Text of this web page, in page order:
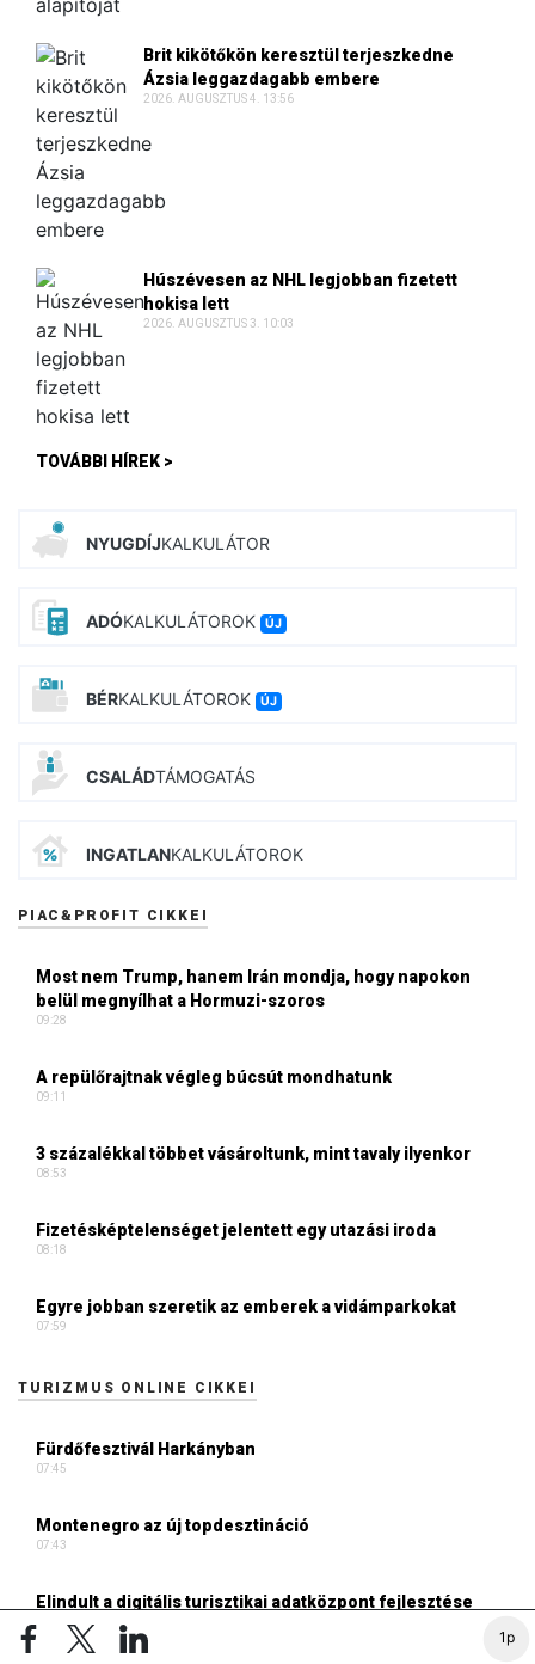
1p
Brit kikötőkön keresztül terjeszkedne
Ázsia leggazdagabb embere
2026. AUGUSZTUS 4. 13:56
Húszévesen az NHL legjobban fizetett
hokisa lett
2026. AUGUSZTUS 3. 10:03
TOVÁBBI HÍREK >
NYUGDÍJKALKULÁTOR
ADÓKALKULÁTOROK ÚJ
BÉRKALKULÁTOROK ÚJ
CSALÁDTÁMOGATÁS
INGATLANKALKULÁTOROK
PIAC&PROFIT CIKKEI
Most nem Trump, hanem Irán mondja, hogy napokon
belül megnyílhat a Hormuzi-szoros
09:28
A repülőrajtnak végleg búcsút mondhatunk
09:11
3 százalékkal többet vásároltunk, mint tavaly ilyenkor
08:53
Fizetésképtelenséget jelentett egy utazási iroda
08:18
Egyre jobban szeretik az emberek a vidámparkokat
07:59
TURIZMUS ONLINE CIKKEI
Fürdőfesztivál Harkányban
07:45
Montenegro az új topdesztináció
07:43
Elindult a digitális turisztikai adatközpont fejlesztése